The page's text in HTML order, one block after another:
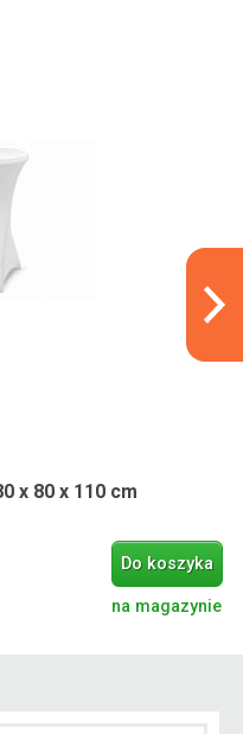
x 80 x 110 cm
Do koszyka
na magazynie